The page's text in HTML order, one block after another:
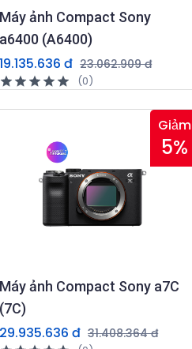
Máy ảnh Compact Sony
a6400 (A6400)
19.135.636 đ 23.062.909 đ
(0)
Giảm
5%
Máy ảnh Compact Sony a7C
(7C)
29.935.636 đ 31.408.364 đ